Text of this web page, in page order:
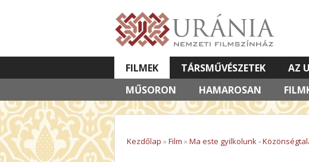
FILMEK
MŰSORON
HAMAROSAN
TÁRSMŰVÉSZETEK AZ
VETÍTETT KÉPES ELŐADÁSOK
Kezdőlap »Film »Ma este gyilkolunk -